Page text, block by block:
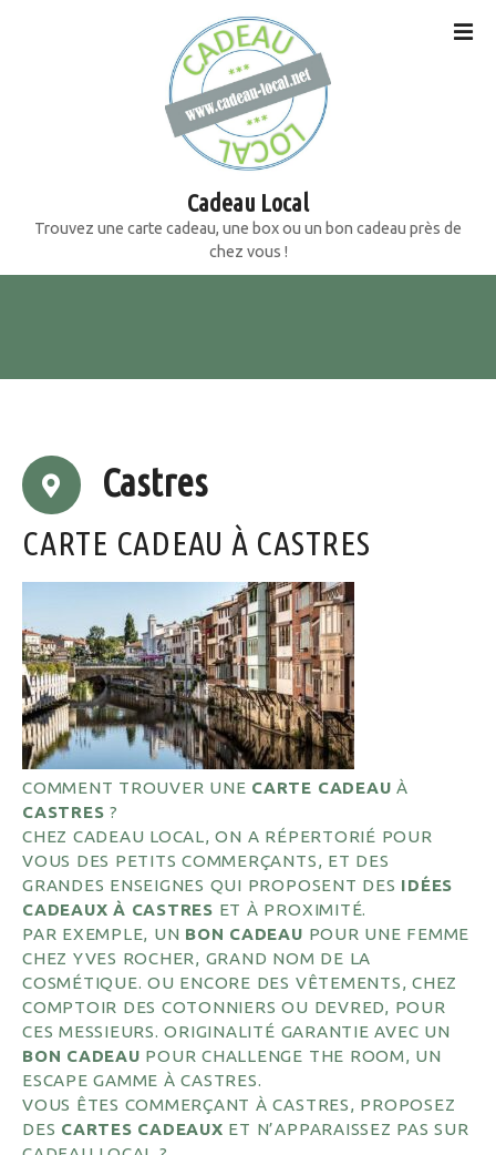
e
Cadeau Local
Trouvez une carte cadeau, une box ou un bon cadeau près de
chez vous !
Castres
CARTE CADEAU À CASTRES
COMMENT TROUVER UNE CARTE CADEAU À
CASTRES ?
CHEZ CADEAU LOCAL, ON A RÉPERTORIÉ POUR
VOUS DES PETITS COMMERÇANTS, ET DES
GRANDES ENSEIGNES QUI PROPOSENT DES IDÉES
CADEAUX À CASTRES ET À PROXIMITÉ.
PAR EXEMPLE, UN BON CADEAU POUR UNE FEMME
CHEZ YVES ROCHER, GRAND NOM DE LA
COSMÉTIQUE. OU ENCORE DES VÊTEMENTS, CHEZ
COMPTOIR DES COTONNIERS OU DEVRED, POUR
CES MESSIEURS. ORIGINALITÉ GARANTIE AVEC UN
BON CADEAU POUR CHALLENGE THE ROOM, UN
ESCAPE GAMME À CASTRES.
VOUS ÊTES COMMERÇANT À CASTRES, PROPOSEZ
DES CARTES CADEAUX ET N’APPARAISSEZ PAS SUR